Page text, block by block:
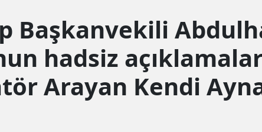
Başkanvekili
hadsiz
Arayan Kendi